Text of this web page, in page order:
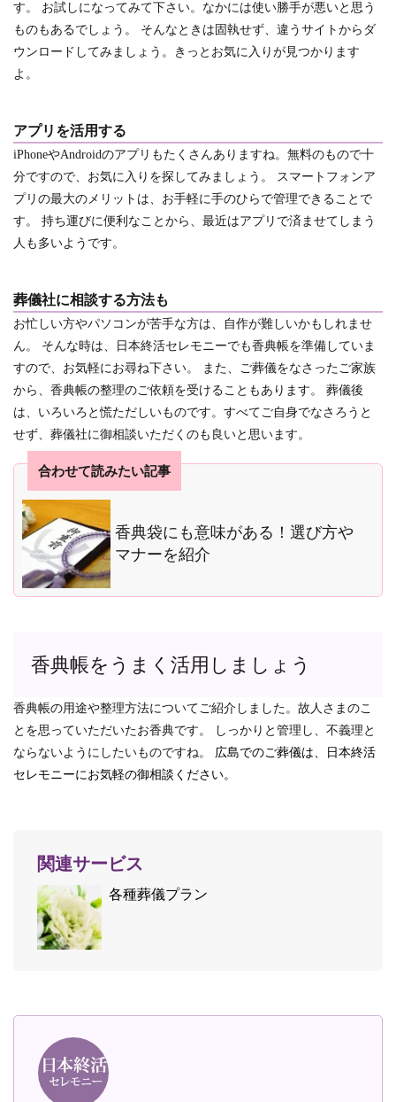
す。
お試しになってみて下さい。なかには使い勝手が悪いと思う
ものもあるでしょう。 そんなときは固執せず、違うサイトからダ
ウンロードしてみましょう。きっとお気に入りが見つかります
よ。
アプリを活用する
iPhoneやAndroidのアプリもたくさんありますね。無料のもので十
分ですので、お気に入りを探してみましょう。 スマートフォンア
プリの最大のメリットは、お手軽に手のひらで管理できることで
す。
持ち運びに便利なことから、最近はアプリで済ませてしまう
人も多いようです。
葬儀社に相談する方法も
お忙しい方やパソコンが苦手な方は、自作が難しいかもしれませ
ん。 そんな時は、日本終活セレモニーでも香典帳を準備していま
すので、お気軽にお尋ね下さい。
また、ご葬儀をなさったご家族
から、香典帳の整理のご依頼を受けることもあります。 葬儀後
は、いろいろと慌ただしいものです。すべてご自身でなさろうと
せず、葬儀社に御相談いただくのも良いと思います。
合わせて読みたい記事
香典袋にも意味がある！選び方や
マナーを紹介
香典帳をうまく活用しましょう
香典帳の用途や整理方法についてご紹介しました。故人さまのこ
とを思っていただいたお香典です。 しっかりと管理し、不義理と
ならないようにしたいものですね。 広島でのご葬儀は、日本終活
セレモニーにお気軽の御相談ください。
関連サービス
各種葬儀プラン